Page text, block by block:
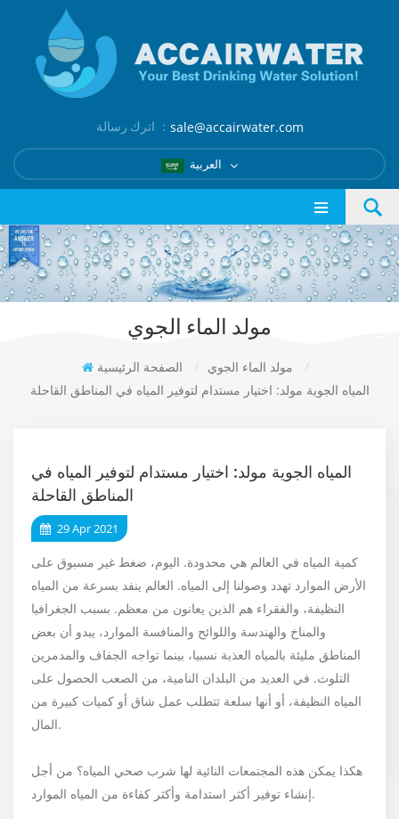
اترك رسالة ： sale@accairwater.com
مولد الماء الجوي
الصفحة الرئيسية / مولد الماء الجوي
/
المياه الجوية مولد: اختيار مستدام لتوفير المياه في المناطق القاحلة
المياه الجوية مولد: اختيار مستدام لتوفير المياه في
المناطق القاحلة
29 Apr 2021
كمية المياه في العالم هي محدودة. اليوم، ضغط غير مسبوق على
الأرض الموارد تهدد وصولنا إلى المياه. العالم ينفد بسرعة من المياه
النظيفة، والفقراء هم الذين يعانون من معظم. بسبب الجغرافيا
والمناخ والهندسة واللوائح والمنافسة الموارد، يبدو أن بعض
المناطق مليئة بالمياه العذبة نسبيا، بينما تواجه الجفاف والمدمرين
التلوث. في العديد من البلدان النامية، من الصعب الحصول على
المياه النظيفة، أو أنها سلعة تتطلب عمل شاق أو كميات كبيرة من
المال.
هكذا يمكن هذه المجتمعات النائية لها شرب صحي المياه؟ من أجل
إنشاء توفير أكثر استدامة وأكثر كفاءة من المياه الموارد.